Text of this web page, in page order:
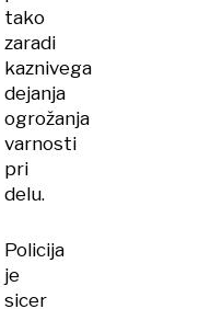
tako
zaradi
kaznivega
dejanja
ogrožanja
varnosti
pri
delu.
Policija
je
sicer